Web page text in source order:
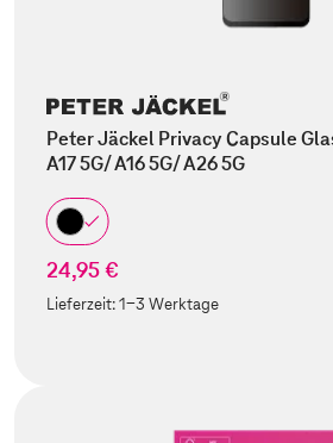
Peter Jäckel Privacy Capsule
A17 5G/ A16 5G/ A26 5G
24,95 €
Lieferzeit:1-3 Werktage